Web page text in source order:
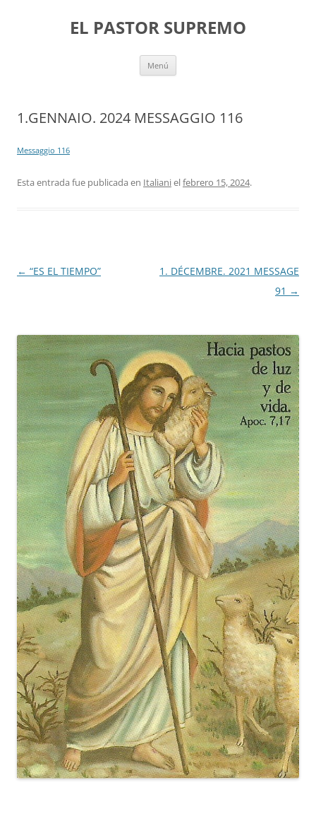
EL PASTOR SUPREMO
Menú
1.GENNAIO. 2024 MESSAGGIO 116
Messaggio 116
Esta entrada fue publicada en Italianielfebrero 15, 2024.
Navegación
← “ES EL TIEMPO”
1. DÉCEMBRE. 2021 MESSAGE
91 →